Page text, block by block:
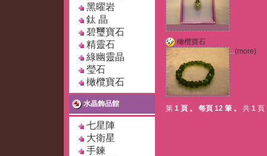
黑曜岩
鈦 晶
碧璽寶石
精靈石
綠幽靈晶
瑩石
橄欖寶石
水晶飾品館
七星陣
大衛星
手鍊
橄欖寶石
...(more)
第 1 頁 。 每頁 12 筆 。 共 1 頁